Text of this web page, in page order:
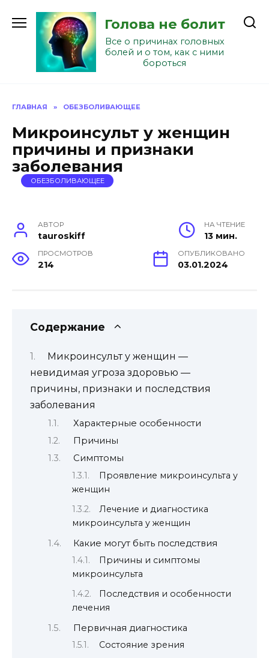
содержанию
Голова не болит
Все о причинах головных
болей и о том, как с ними
бороться
ГЛАВНАЯ » ОБЕЗБОЛИВАЮЩЕЕ
Микроинсульт у женщин
причины и признаки
заболевания
ОБЕЗБОЛИВАЮЩЕЕ
АВТОР
tauroskiff
НА ЧТЕНИЕ
13 мин.
ПРОСМОТРОВ
214
ОПУБЛИКОВАНО
03.01.2024
Содержание
Микроинсульт у женщин —
невидимая угроза здоровью —
причины, признаки и последствия
заболевания
Характерные особенности
Причины
Симптомы
Проявление микроинсульта у
женщин
Лечение и диагностика
микроинсульта у женщин
Какие могут быть последствия
Причины и симптомы
микроинсульта
Последствия и особенности
лечения
Первичная диагностика
Состояние зрения